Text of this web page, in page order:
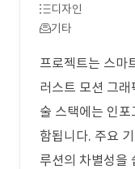
디자인
기타
프로젝트는 스마
러스트 모션 그래
술 스택에는 인
함됩니다. 주요
루션의 차별성을